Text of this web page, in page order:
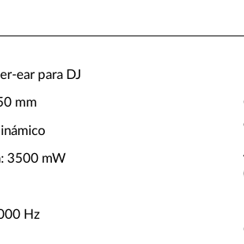
ear para DJ
mm
3500 mW
Hz